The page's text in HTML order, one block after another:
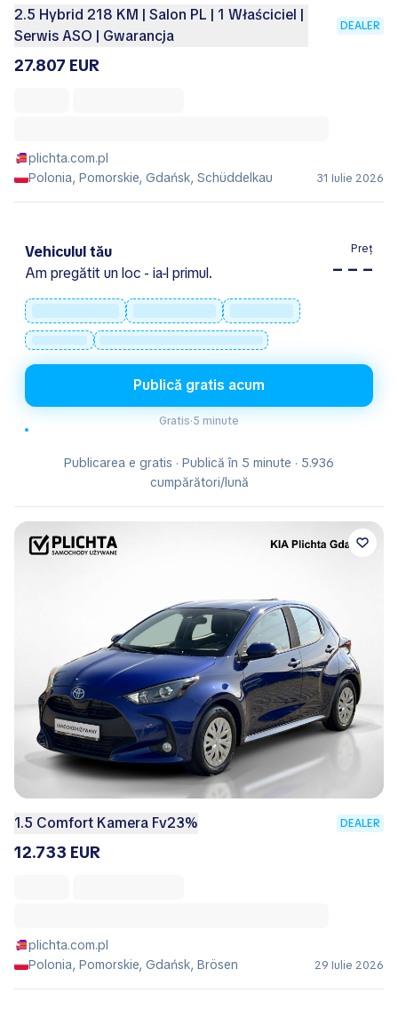
2.5 Hybrid 218 KM | Salon PL | 1 Właściciel |
Serwis ASO | Gwarancja
DEALER
27.807 EUR
plichta.com.pl
Polonia, Pomorskie, Gdańsk, Schüddelkau
31 Iulie 2026
Vehiculul tău
Am pregătit un loc - ia-l primul.
Preț
– – –
Publică gratis acum
Gratis·5 minute
Publicarea e gratis · Publică în 5 minute · 5.936
cumpărători/lună
1.5 Comfort Kamera Fv23% DEALER
12.733 EUR
plichta.com.pl
Polonia, Pomorskie, Gdańsk, Brösen
29 Iulie 2026